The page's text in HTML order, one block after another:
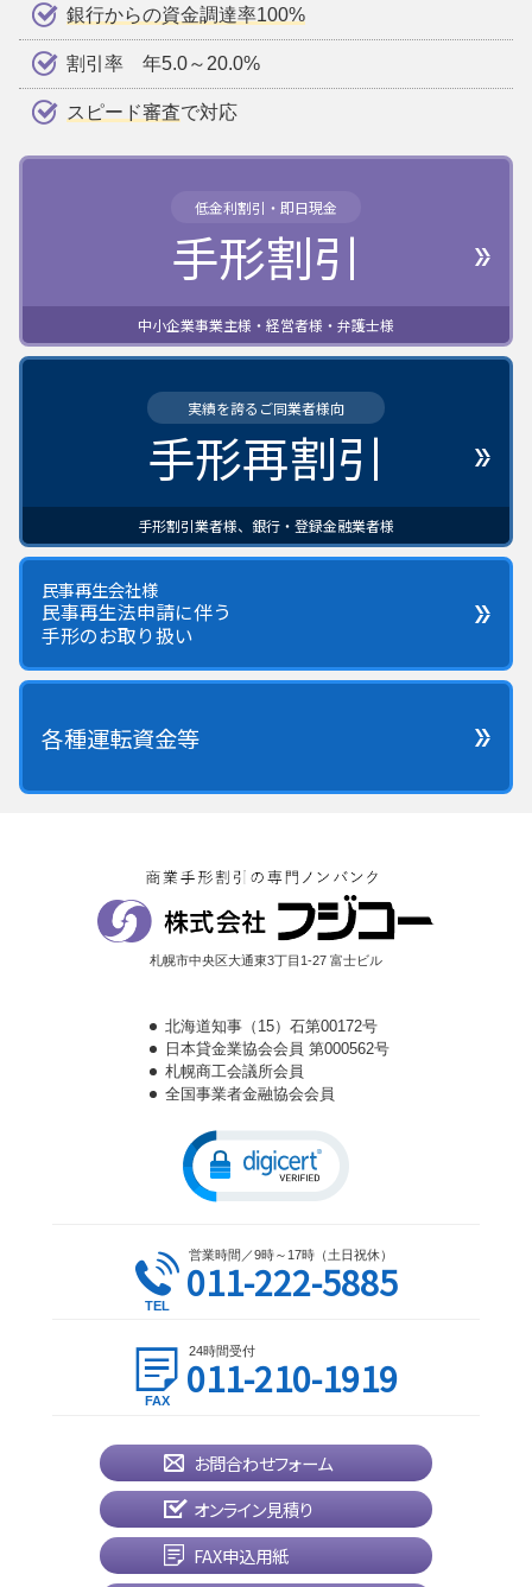
銀行からの資金調達率100%
割引率 年5.0～20.0%
スピード審査で対応
低金利割引・即日現金
手形割引
中小企業事業主様・経営者様・弁護士様
実績を誇るご同業者様向
手形再割引
手形割引業者様、銀行・登録金融業者様
民事再生会社様
民事再生法申請に伴う
手形のお取り扱い
各種運転資金等
札幌市中央区大通東3丁目1-27 富士ビル
北海道知事（15）石第00172号
日本貸金業協会会員 第000562号
札幌商工会議所会員
全国事業者金融協会会員
営業時間／9時～17時（土日祝休）
011-222-5885
24時間受付
011-210-1919
お問合わせフォーム
オンライン見積り
FAX申込用紙